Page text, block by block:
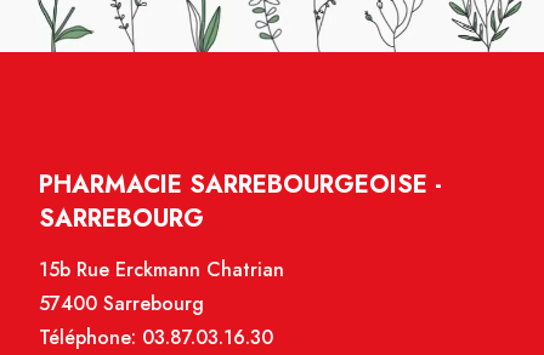
PHARMACIE SARREBOURGEOISE -
SARREBOURG
15b Rue Erckmann Chatrian
57400 Sarrebourg
Téléphone: 03.87.03.16.30